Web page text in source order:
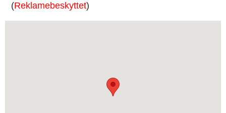
(Reklamebeskyttet)